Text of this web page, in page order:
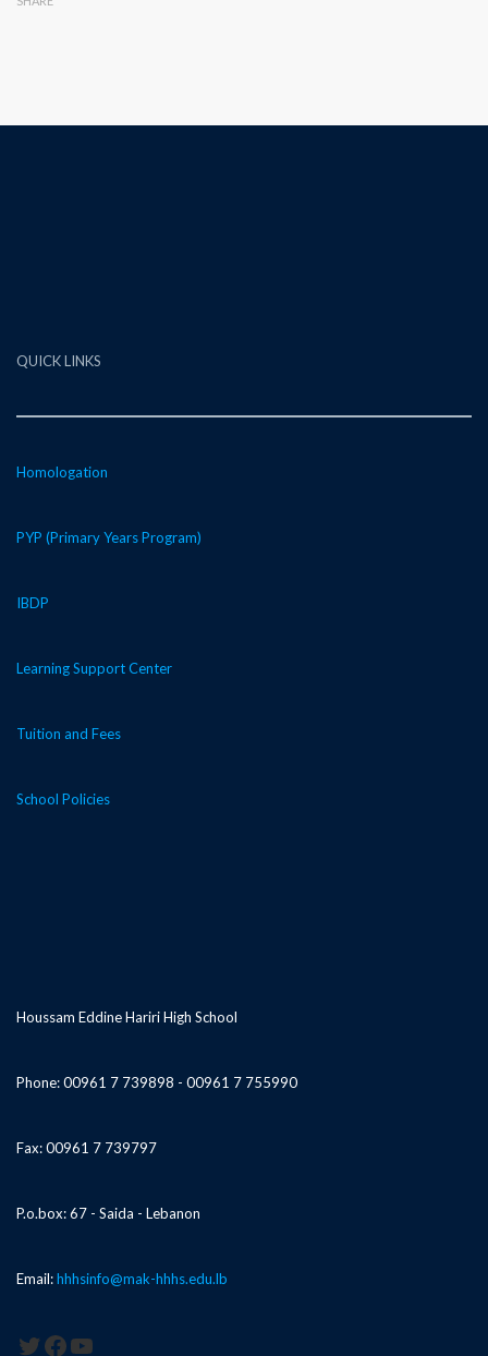
QUICK LINKS
Homologation
PYP (Primary Years Program)
IBDP
Learning Support Center
Tuition and Fees
School Policies
Houssam Eddine Hariri High School
Phone: 00961 7 739898 - 00961 7 755990
Fax: 00961 7 739797
P.o.box: 67 - Saida - Lebanon
Email:hhhsinfo@mak-hhhs.edu.lb
Twitter
Facebook
YouTube